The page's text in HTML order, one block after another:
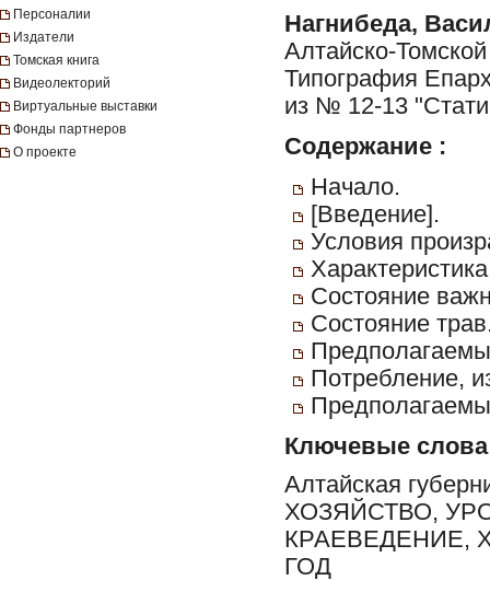
Персоналии
Издатели
Томская книга
Видеолекторий
Виртуальные выставки
Фонды партнеров
О проекте
Нагнибеда,
Алтайско-
Типография
из № 12-13
Содержание :
Начало.
[Введение].
Условия
Состояние
Состояние
Потребление,
Ключевые слова
Алтайская
ХОЗЯЙСТВО,
КРАЕВЕДЕНИЕ,
ГОД